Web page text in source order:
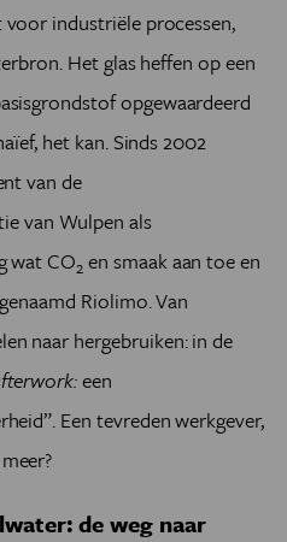
industriële processen,
Het glas heffen op een
opgewaardeerd
het kan. Sinds 2002
van de
van Wulpen als
wat CO2 en smaak aan toe en
Riolimo. Van
naar hergebruiken: in de
een
Een tevreden werkgever,
de weg naar